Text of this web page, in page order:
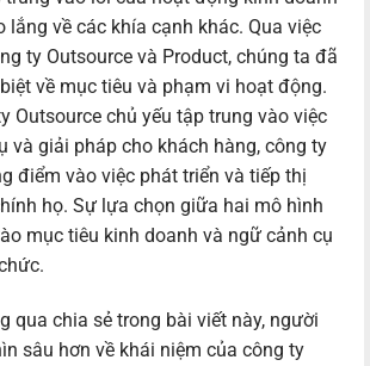
lắng về các khía cạnh khác. Qua việc
ty Outsource và Product, chúng ta đã
về mục tiêu và phạm vi hoạt động.
Outsource chủ yếu tập trung vào việc
và giải pháp cho khách hàng, công ty
điểm vào việc phát triển và tiếp thị
họ. Sự lựa chọn giữa hai mô hình
mục tiêu kinh doanh và ngữ cảnh cụ
qua chia sẻ trong bài viết này, người
sâu hơn về khái niệm của công ty